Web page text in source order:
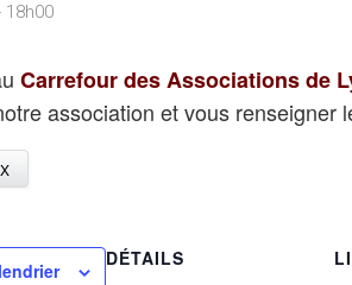
18h00
Carrefour des Associations de
association et vous renseigner
X
DÉTAILS